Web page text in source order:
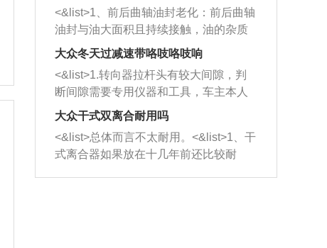
西取出来。但如果是因为积碳过多引起
的堵塞，就需要将三元催化器泡在草酸
洗剂对堵塞的情况得到解决，将清洗剂
放在燃油箱中，与燃油混合后，车辆启
动时，就可以和汽油一起进入到燃烧
室，最后形成废气排出，就可以让三元
催化器得到清洗，排气管堵塞的情况就
能够得到解决。
一圈半的练习，往右同样也要打相同的
圈数。 <&list>3、最后强调要反复练
习，这样就可以形成肌肉记忆，在真实
驾驶车辆时，不需要记忆也能打好方
向。
<&list>1、前后曲轴油封老化：前后曲轴
油封与油大面积且持续接触，油的杂质
和发动机内持续温度变化使其密封效果
逐渐减弱，导致渗油或漏油。<&list>2、
活塞间隙过大：积碳会使活塞环与缸体
的间隙扩大，导致机油流入燃烧室中，
造成烧机油。<&list>3、机油粘度。使用
机油粘度过小的话，同样会有烧机油现
象，机油粘度过小具有很好的流动性，
大众冬天过减速带咯吱咯吱响
<&list>1.转向器拉杆头有较大间隙，判
断间隙需要专用仪器和工具，车主本人
无法制作，需要将车辆送到修理厂或4s
店；<&list>2.车辆半轴套管防尘罩破
裂，破裂后会出现漏油现象，使半轴磨
损严重，磨损的半轴容易损坏，产生异
响；<&list>3.稳定器的转向胶套和球头
大众干式双离合耐用吗
<&list>总体而言不太耐用。<&list>1、干
式离合器如果放在十几年前还比较耐